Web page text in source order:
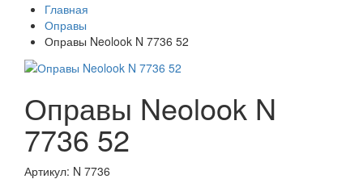
Главная
Оправы
Оправы Neolook N 7736 52
Оправы Neolook N
7736 52
Артикул: N 7736